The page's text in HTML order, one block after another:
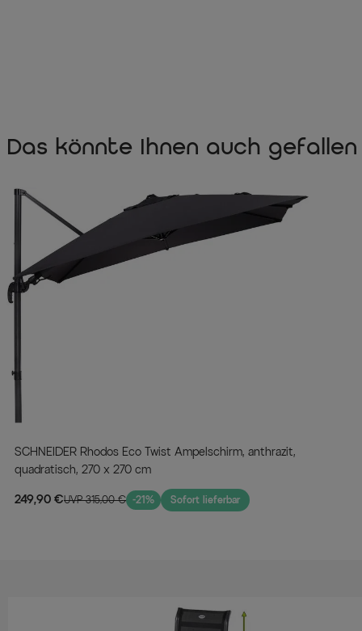
Das könnte Ihnen auch gefallen
SCHNEIDER Rhodos Eco Twist Ampelschirm, anthrazit,
quadratisch, 270 x 270 cm
249,90 €UVP 315,00 € -21% Sofort lieferbar